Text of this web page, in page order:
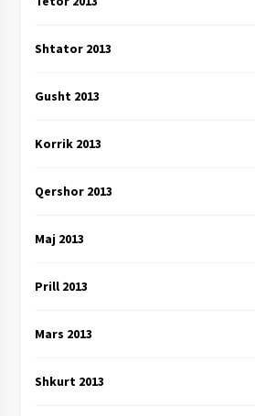
Shtator 2013
Gusht 2013
Korrik 2013
Qershor 2013
Maj 2013
Prill 2013
Mars 2013
Shkurt 2013